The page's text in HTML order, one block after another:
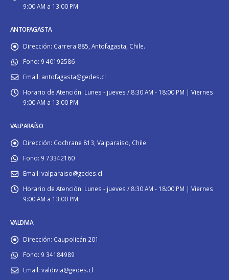
9:00 AM a 13:00 PM
ANTOFAGASTA
Dirección: Carrera 885, Antofagasta, Chile.
Fono: 9 40192586
Email: antofagasta@gedes.cl
Horario de Atención: Lunes - jueves / 8:30 AM - 18:00 PM | Viernes
9:00 AM a 13:00 PM
VALPARAÍSO
Dirección: Cochrane 813, Valparaíso, Chile.
Fono: 9 73342160
Email: valparaiso@gedes.cl
Horario de Atención: Lunes - jueves / 8:30 AM - 18:00 PM | Viernes
9:00 AM a 13:00 PM
VALDIVIA
Dirección: Caupolicán 201
Fono: 9 34184989
Email: valdivia@gedes.cl